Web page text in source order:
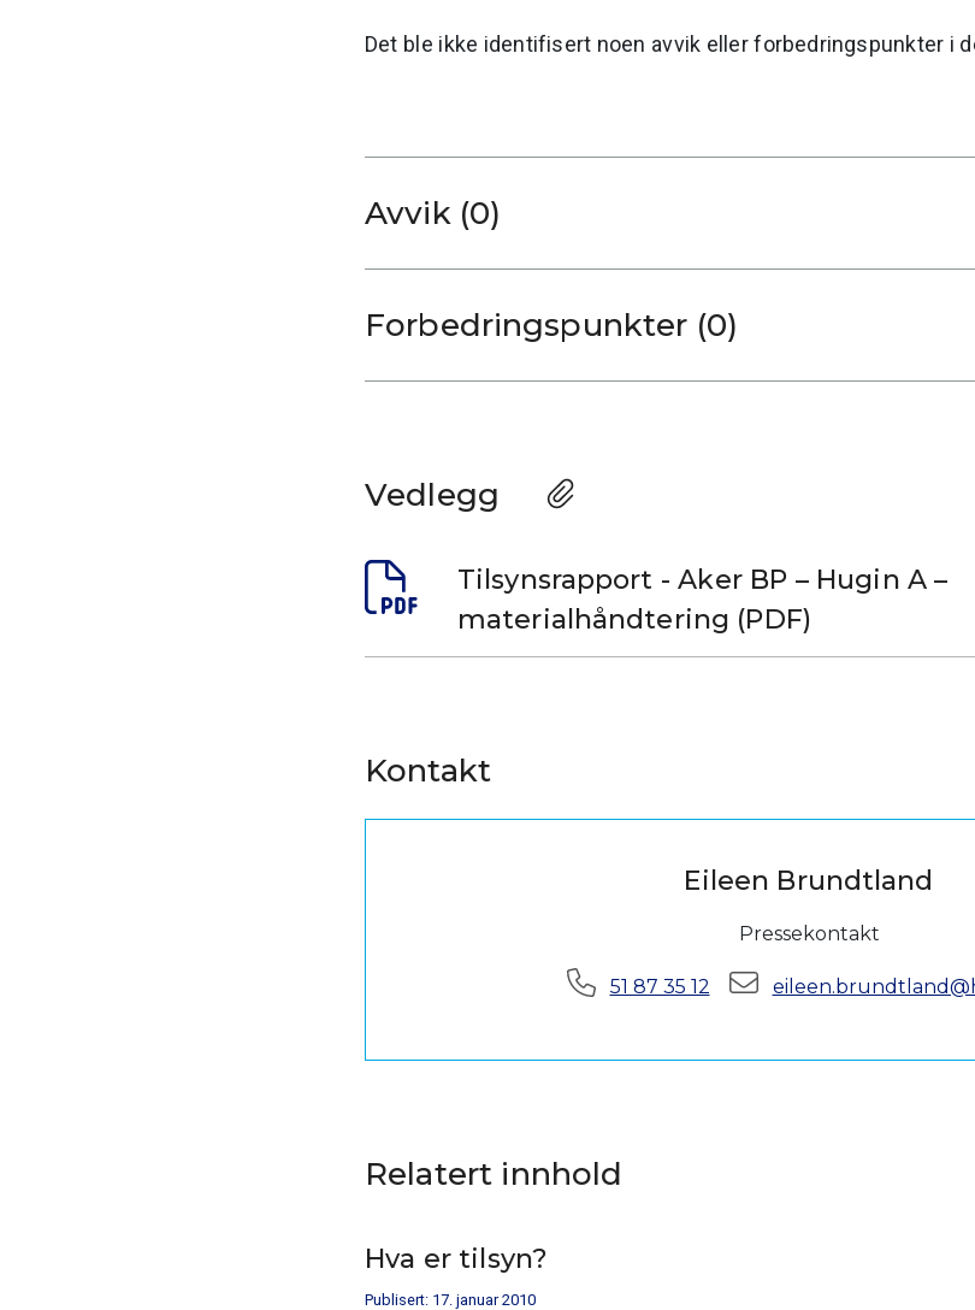
Det ble ikke identifisert noen avvik eller forbedringspunkter i
Avvik (0)
Forbedringspunkter (0)
Vedlegg
Tilsynsrapport - Aker BP – Hugin A –
materialhåndtering (PDF)
Kontakt
Eileen Brundtland
Pressekontakt
Telefon:51 87 35 12 E-post:
Relatert innhold
Hva er tilsyn?
Publisert: 17. januar 2010